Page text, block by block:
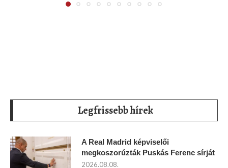
Legfrissebb hírek
A Real Madrid képviselői
megkoszorúzták Puskás Ferenc sírját
2026.08.08.